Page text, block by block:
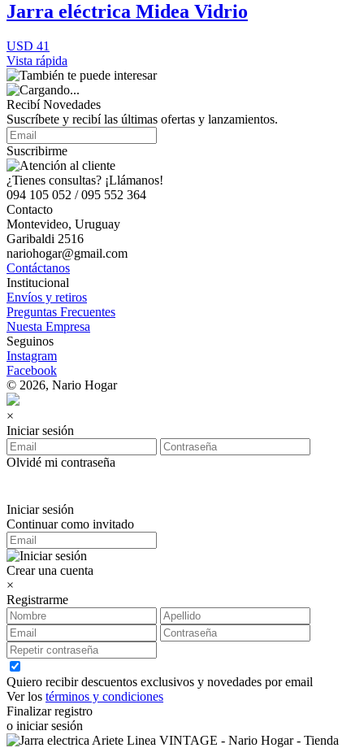
Jarra eléctrica Midea Vidrio
USD 41
Vista rápida
Recibí Novedades
Suscríbete y recibí las últimas ofertas y lanzamientos.
Suscribirme
¿Tienes consultas? ¡Llámanos!
094 105 052 / 095 552 364
Contacto
Montevideo, Uruguay
Garibaldi 2516
nariohogar@gmail.com
Contáctanos
Institucional
Envíos y retiros
Preguntas Frecuentes
Nuesta Empresa
Seguinos
Instagram
Facebook
© 2026, Nario Hogar
×
Iniciar sesión
Olvidé mi contraseña
Iniciar sesión
Continuar como invitado
Crear una cuenta
×
Registrarme
Quiero recibir descuentos exclusivos y novedades por email
Ver los términos y condiciones
Finalizar registro
o iniciar sesión